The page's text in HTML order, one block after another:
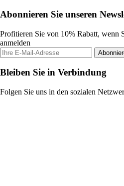
Abonnieren Sie unseren
Profitieren Sie von 10% Rabatt, wenn
anmelden
Bleiben Sie in Verbindung
Folgen Sie uns in den sozialen